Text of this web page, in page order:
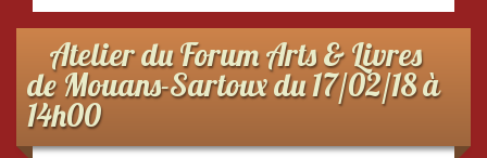
o
o
k
Atelier du Forum Arts & Livres
de Mouans-Sartoux du 17/02/18 à
14h00